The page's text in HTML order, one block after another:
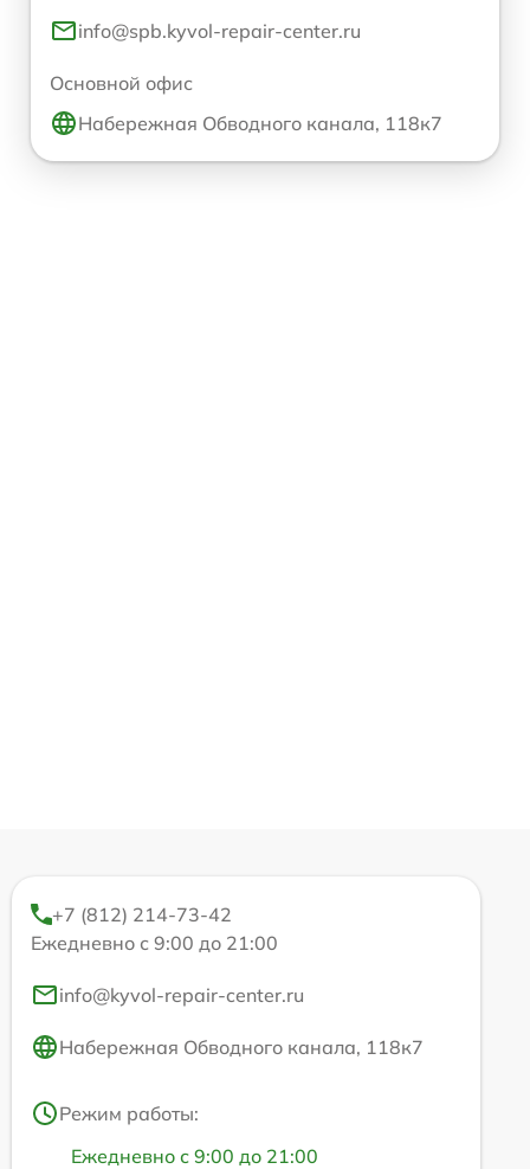
info@spb.kyvol-repair-center.ru
Основной офис
Набережная Обводного канала, 118к7
+7 (812) 214-73-42
Ежедневно с 9:00 до 21:00
info@kyvol-repair-center.ru
Набережная Обводного канала, 118к7
Режим работы:
Ежедневно с 9:00 до 21:00